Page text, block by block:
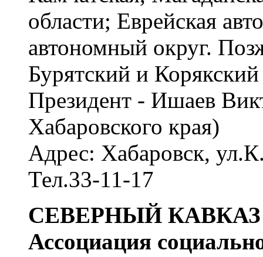
области; Еврейская
автономный округ.
Бурятский и
Президент - Ишаев
Хабаровского края)
Адрес: Хабаровск,
Тел.33-11-17
СЕВЕРНЫЙ КАВКАЗ
Ассоциация